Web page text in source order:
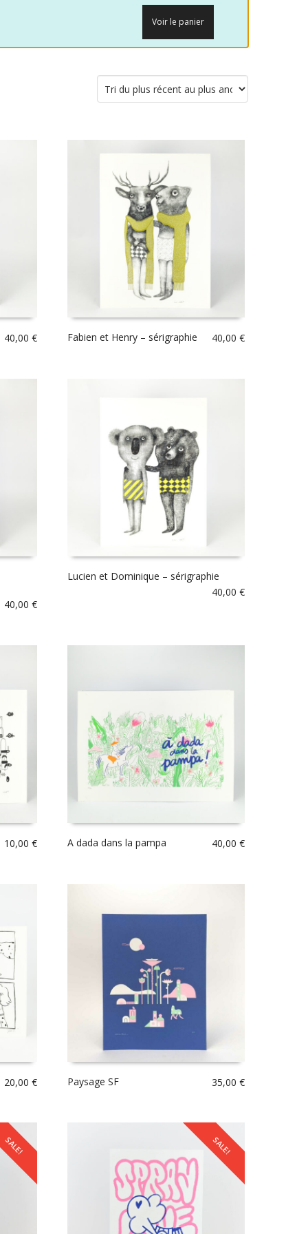
Voir le panier
40,00 € Fabien et Henry – sérigraphie 40,00€
40,00 €
Lucien et Dominique – sérigraphie
40,00€
10,00 € A dada dans la pampa 40,00€
20,00 € Paysage SF 35,00€
SALE! SALE!